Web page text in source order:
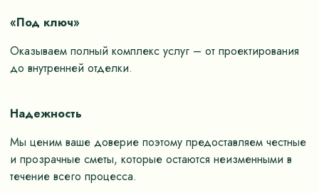
«Под ключ»
Оказываем полный комплекс услуг – от проектирования
до внутренней отделки.
Надежность
Мы ценим ваше доверие поэтому предоставляем честные
и прозрачные сметы, которые остаются неизменными в
течение всего процесса.